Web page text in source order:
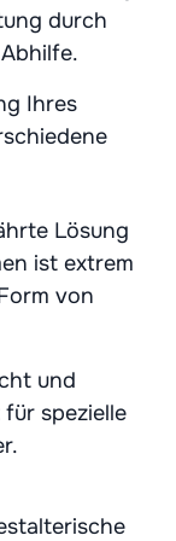
durch
Ihres
Lösung
ist extrem
von
und
spezielle